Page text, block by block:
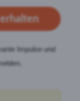
Impulse und